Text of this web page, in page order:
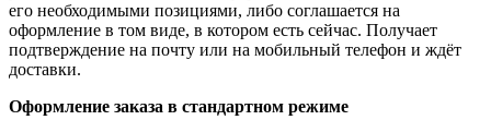
его необходимыми позициями, либо соглашается на
оформление в том виде, в котором есть сейчас. Получает
подтверждение на почту или на мобильный телефон и ждёт
доставки.
Оформление заказа в стандартном режиме